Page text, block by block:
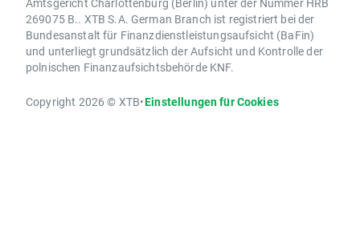
269075 B.. XTB S.A. German Branch ist registriert bei der
Bundesanstalt für Finanzdienstleistungsaufsicht (BaFin)
und unterliegt grundsätzlich der Aufsicht und Kontrolle der
polnischen Finanzaufsichtsbehörde KNF.
Copyright 2026 © XTB•Einstellungen für Cookies